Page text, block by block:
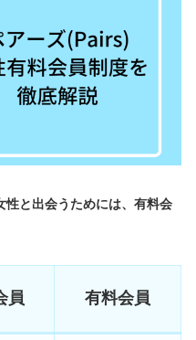
性と出会うためには、有料会
員 有料会員